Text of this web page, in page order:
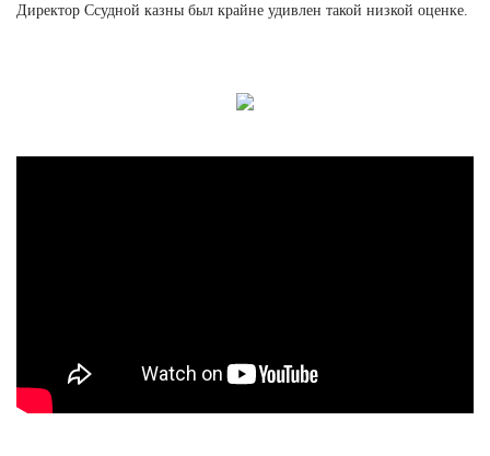
Директор Ссудной казны был крайне удивлен такой низкой оценке.